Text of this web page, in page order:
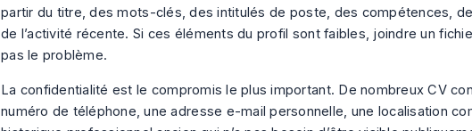
partir du titre, des mots-clés, des intitulés de poste, des compétences,
de l’activité récente. Si ces éléments du profil sont faibles, joindre un
pas le problème.
La confidentialité est le compromis le plus important. De nombreux CV
numéro de téléphone, une adresse e-mail personnelle, une localisation